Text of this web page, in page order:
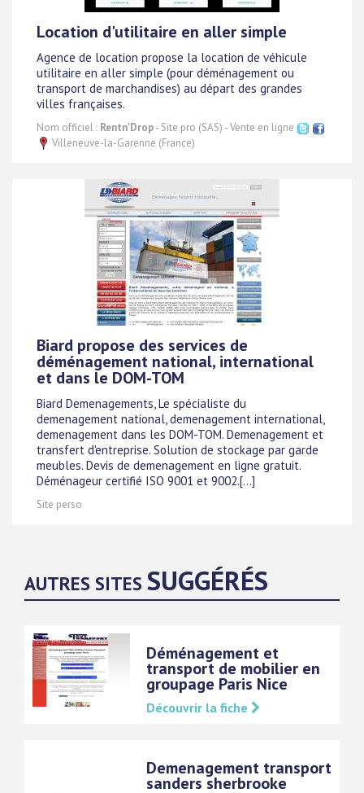
Location d'utilitaire en aller simple
Agence de location propose la location de véhicule
utilitaire en aller simple (pour déménagement ou
transport de marchandises) au départ des grandes
villes françaises.
Nom officiel : Rentn'Drop- Site pro (SAS) - Vente en ligne
Villeneuve-la-Garenne (France)
Biard propose des services de
déménagement national, international
et dans le DOM-TOM
Biard Demenagements, Le spécialiste du
demenagement national, demenagement international,
demenagement dans les DOM-TOM. Demenagement et
transfert d'entreprise. Solution de stockage par garde
meubles. Devis de demenagement en ligne gratuit.
Déménageur certifié ISO 9001 et 9002.[...]
Site perso
AUTRES SITES SUGGÉRÉS
Déménagement et
transport de mobilier en
groupage Paris Nice
Découvrir la fiche
Demenagement transport
sanders sherbrooke